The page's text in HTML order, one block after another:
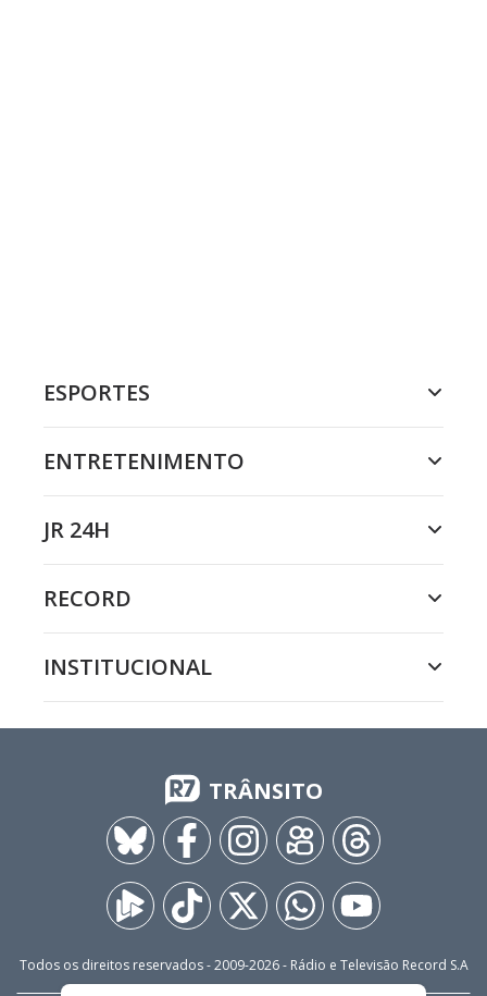
ESPORTES
ENTRETENIMENTO
JR 24H
RECORD
INSTITUCIONAL
TRÂNSITO
Todos os direitos reservados - 2009-2026- Rádio e Televisão Record S.A